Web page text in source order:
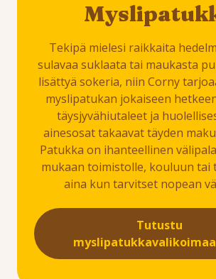
Tekipä mielesi raikkaita
sulavaa suklaata tai maukasta
lisättyä sokeria, niin Corny
myslipatukan jokaiseen
täysjyvähiutaleet ja
ainesosat takaavat täyden
Patukka on ihanteellinen
mukaan toimistolle, kouluun tai
aina kun tarvitset nopean
Tutustu